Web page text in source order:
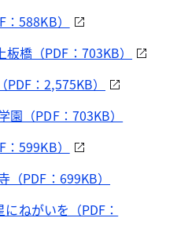
588KB）
橋（PDF：703KB）
：2,575KB）
（PDF：703KB）
599KB）
PDF：699KB）
ねがいを（PDF：